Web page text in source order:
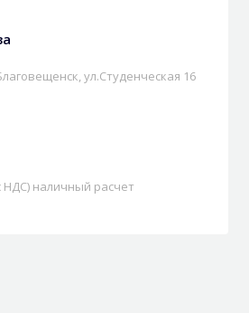
ул.Студенческая 16
НДС) наличный расчет